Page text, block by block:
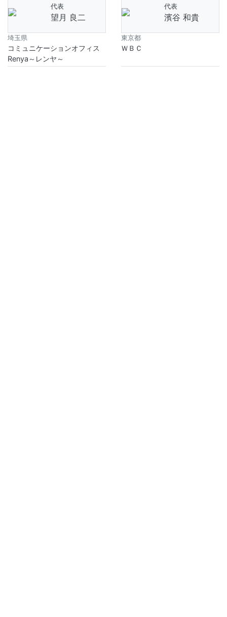
代表
望月 良二
埼玉県
コミュニケーションオフィス
Renya～レンヤ～
代表
濱谷 和貴
東京都
ＷＢＣ